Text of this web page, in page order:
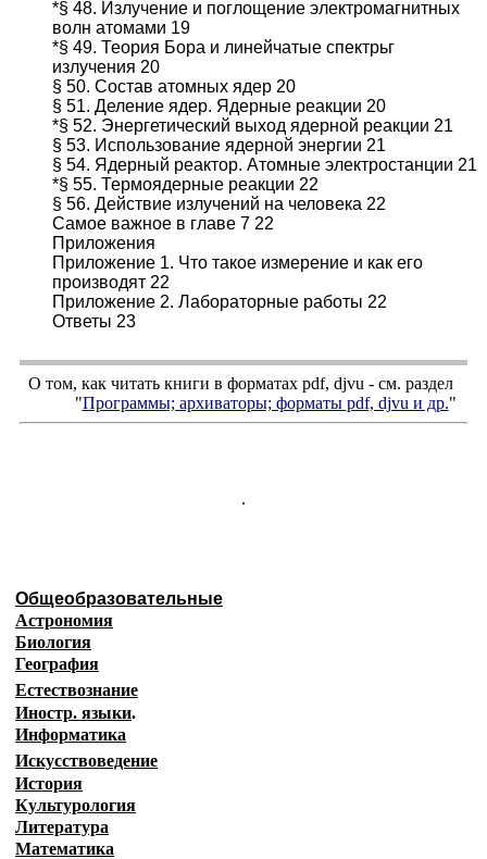
*§ 48. Излучение и поглощение электромагнитных
волн атомами 19
*§ 49. Теория Бора и линейчатые спектрьг
излучения 20
§ 50. Состав атомных ядер 20
§ 51. Деление ядер. Ядерные реакции 20
*§ 52. Энергетический выход ядерной реакции 21
§ 53. Использование ядерной энергии 21
§ 54. Ядерный реактор. Атомные электростанции 21
*§ 55. Термоядерные реакции 22
§ 56. Действие излучений на человека 22
Самое важное в главе 7 22
Приложения
Приложение 1. Что такое измерение и как его
производят 22
Приложение 2. Лабораторные работы 22
Ответы 23
О том, как читать книги в форматах pdf, djvu - см. раздел
"Программы; архиваторы; форматы pdf, djvu и др."
.
Общеобразовательные
Астрономия
Биология
География
Естествознание
Иностр. языки.
Информатика
Искусствоведение
История
Культурология
Литература
Математика